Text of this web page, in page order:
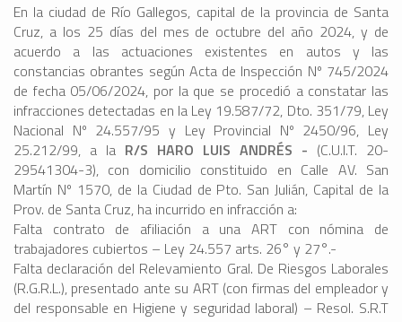
En la ciudad de Río Gallegos, capital de la provincia de Santa
Cruz, a los 25 días del mes de octubre del año 2024, y de
acuerdo a las actuaciones existentes en autos y las
constancias obrantes según Acta de Inspección Nº 745/2024
de fecha 05/06/2024, por la que se procedió a constatar las
infracciones detectadas en la Ley 19.587/72, Dto. 351/79, Ley
Nacional Nº 24.557/95 y Ley Provincial Nº 2450/96, Ley
25.212/99, a la R/S HARO LUIS ANDRÉS - (C.U.I.T. 20-
29541304-3), con domicilio constituido en Calle AV. San
Martín Nº 1570, de la Ciudad de Pto. San Julián, Capital de la
Prov. de Santa Cruz, ha incurrido en infracción a:
Falta contrato de afiliación a una ART con nómina de
trabajadores cubiertos – Ley 24.557 arts. 26° y 27°.-
Falta declaración del Relevamiento Gral. De Riesgos Laborales
(R.G.R.L.), presentado ante su ART (con firmas del empleador y
del responsable en Higiene y seguridad laboral) – Resol. S.R.T